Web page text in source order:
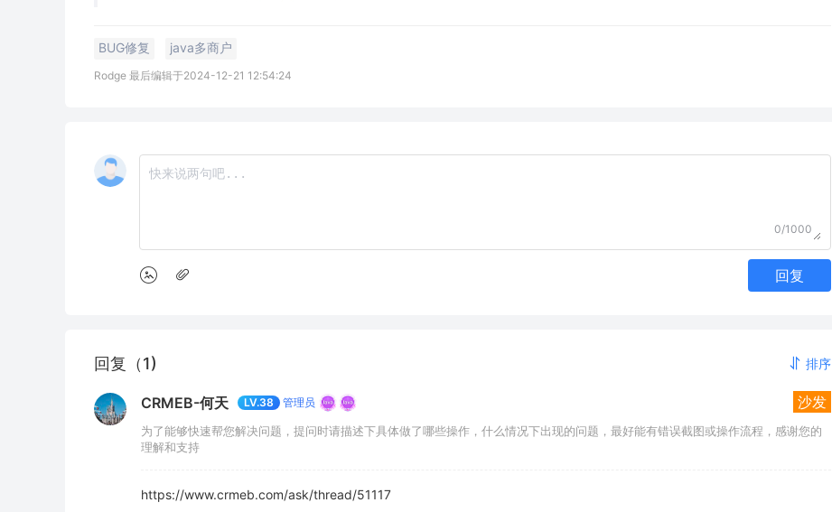
BUG修复 java多商户
Rodge 最后编辑于2024-12-21 12:54:24
0/1000
回复
回复（1) 排序
CRMEB-何天 LV.38 管理员 沙发
为了能够快速帮您解决问题，提问时请描述下具体做了哪些操作，什么情况下出现的问题，最好能有错误截图或操作流程，感谢您的
理解和支持
https://www.crmeb.com/ask/thread/51117